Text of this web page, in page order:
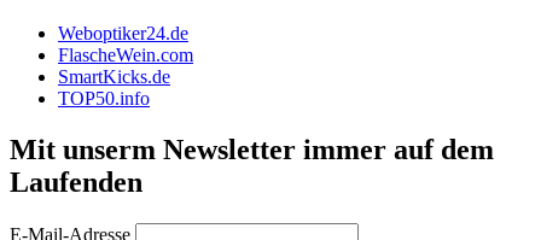
Weboptiker24.de
FlascheWein.com
SmartKicks.de
TOP50.info
Mit unserm Newsletter immer auf dem
Laufenden
E-Mail-Adresse